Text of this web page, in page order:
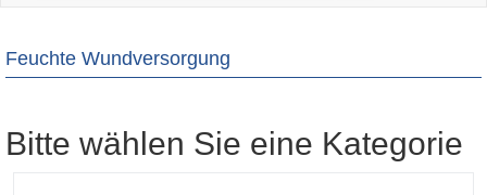
Feuchte Wundversorgung
Bitte wählen Sie eine Kategorie